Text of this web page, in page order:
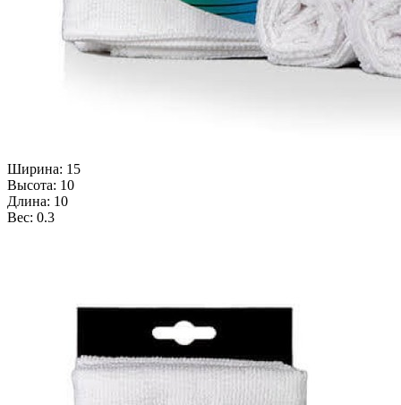
Ширина: 15
Высота: 10
Длина: 10
Вес: 0.3